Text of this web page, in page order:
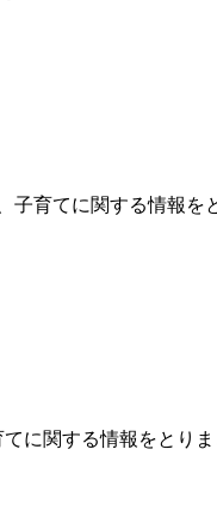
育てに関する情報を
に関する情報をとりま